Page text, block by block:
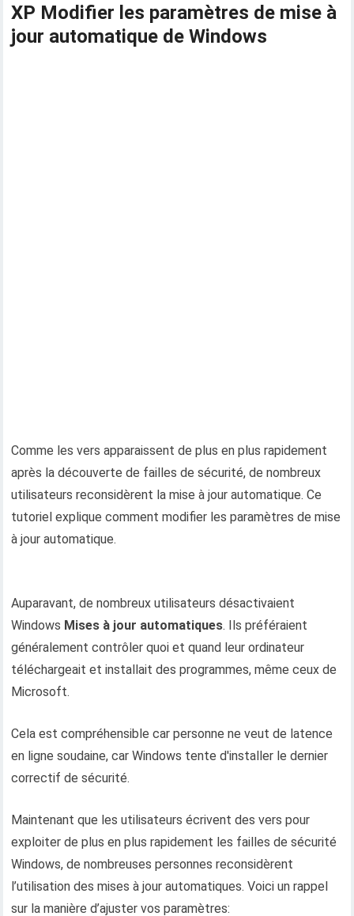
XP Modifier les paramètres de mise à
jour automatique de Windows
Comme les vers apparaissent de plus en plus rapidement
après la découverte de failles de sécurité, de nombreux
utilisateurs reconsidèrent la mise à jour automatique. Ce
tutoriel explique comment modifier les paramètres de mise
à jour automatique.
Auparavant, de nombreux utilisateurs désactivaient
Windows Mises à jour automatiques. Ils préféraient
généralement contrôler quoi et quand leur ordinateur
téléchargeait et installait des programmes, même ceux de
Microsoft.
Cela est compréhensible car personne ne veut de latence
en ligne soudaine, car Windows tente d'installer le dernier
correctif de sécurité.
Maintenant que les utilisateurs écrivent des vers pour
exploiter de plus en plus rapidement les failles de sécurité
Windows, de nombreuses personnes reconsidèrent
l’utilisation des mises à jour automatiques. Voici un rappel
sur la manière d’ajuster vos paramètres: